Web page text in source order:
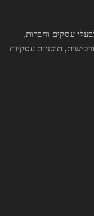
עסקים וחברות,
תוכניות עסקיות